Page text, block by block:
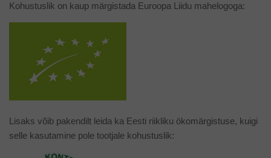
Kohustuslik on kaup märgistada Euroopa Liidu mahelogoga:
Lisaks võib pakendilt leida ka Eesti riikliku ökomärgistuse, kuigi
selle kasutamine pole tootjale kohustuslik: